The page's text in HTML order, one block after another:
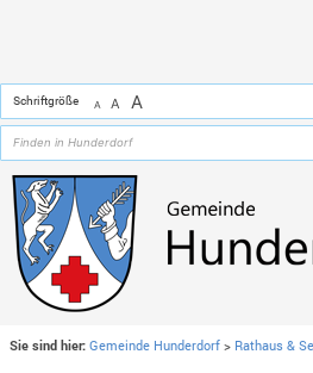
Schriftgröße A A A
Sie sind hier: Gemeinde Hunderdorf > Rathaus &